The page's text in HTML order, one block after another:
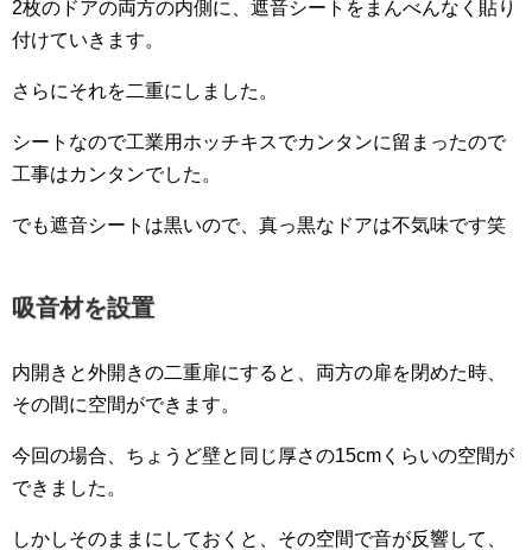
2枚のドアの両方の内側に、遮音シートをまんべんなく貼り
付けていきます。
さらにそれを二重にしました。
シートなので工業用ホッチキスでカンタンに留まったので
工事はカンタンでした。
でも遮音シートは黒いので、真っ黒なドアは不気味です笑
吸音材を設置
内開きと外開きの二重扉にすると、両方の扉を閉めた時、
その間に空間ができます。
今回の場合、ちょうど壁と同じ厚さの15cmくらいの空間が
できました。
しかしそのままにしておくと、その空間で音が反響して、